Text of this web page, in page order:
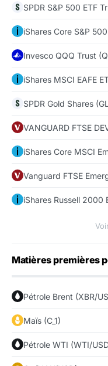
SPDR S&P 500 ETF
iShares Core S&P
Invesco QQQ Trust
iShares MSCI EAFE
SPDR Gold Shares
VANGUARD FTSE
iShares Core MSCI
Vanguard FTSE
iShares Russell 2000
Matières premières
Pétrole Brent (XBR/
Maïs (C_1)
Pétrole WTI (WTI/